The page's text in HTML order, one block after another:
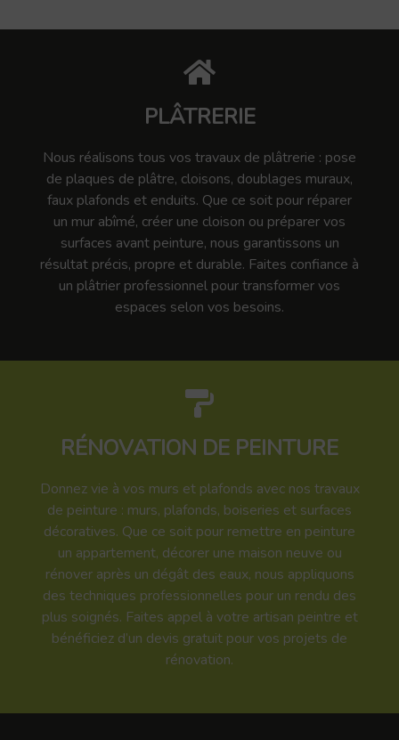
PLÂTRERIE
Nous réalisons tous vos travaux de plâtrerie : pose
de plaques de plâtre, cloisons, doublages muraux,
faux plafonds et enduits. Que ce soit pour réparer
un mur abîmé, créer une cloison ou préparer vos
surfaces avant peinture, nous garantissons un
résultat précis, propre et durable. Faites confiance à
un plâtrier professionnel pour transformer vos
espaces selon vos besoins.
RÉNOVATION DE PEINTURE
Donnez vie à vos murs et plafonds avec nos travaux
de peinture : murs, plafonds, boiseries et surfaces
décoratives. Que ce soit pour remettre en peinture
un appartement, décorer une maison neuve ou
rénover après un dégât des eaux, nous appliquons
des techniques professionnelles pour un rendu des
plus soignés. Faites appel à votre artisan peintre et
bénéficiez d’un devis gratuit pour vos projets de
rénovation.